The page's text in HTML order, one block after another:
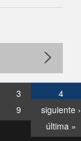
3
4
9
siguiente ›
última »